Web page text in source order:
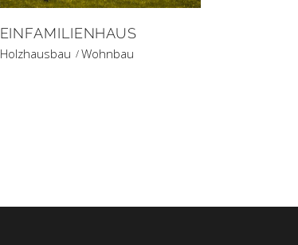
EINFAMILIENHAUS
Holzhausbau Wohnbau